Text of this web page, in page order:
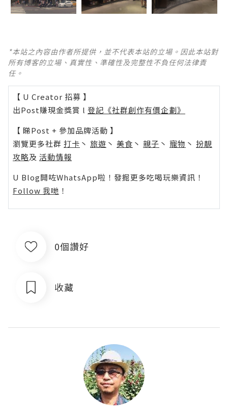
*本站之內容由作者所提供，並不代表本站的立場。因此本站對
所有博客的立場、真實性、準確性及完整性不負任何法律責
任。
【 U Creator 招募 】
出Post賺現金獎賞 l 登記《社群創作有價企劃》
【 睇Post + 參加品牌活動 】
瀏覽更多社群 打卡 丶 旅遊 丶 美食 丶 親子 丶 寵物 丶 扮靚
攻略及 活動情報
U Blog開咗WhatsApp啦！發掘更多吃喝玩樂資訊！
Follow 我哋 ！
0個讚好
收藏